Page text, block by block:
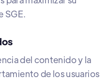
SGE.
del contenido y la
de los usuarios